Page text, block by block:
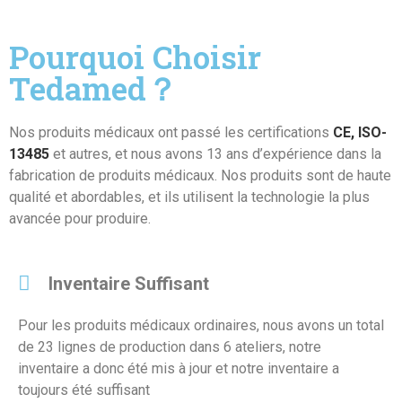
Pourquoi Choisir
Tedamed？
Nos produits médicaux ont passé les certifications CE, ISO-
13485 et autres, et nous avons 13 ans d’expérience dans la
fabrication de produits médicaux. Nos produits sont de haute
qualité et abordables, et ils utilisent la technologie la plus
avancée pour produire.
Inventaire Suffisant
Pour les produits médicaux ordinaires, nous avons un total
de 23 lignes de production dans 6 ateliers, notre
inventaire a donc été mis à jour et notre inventaire a
toujours été suffisant